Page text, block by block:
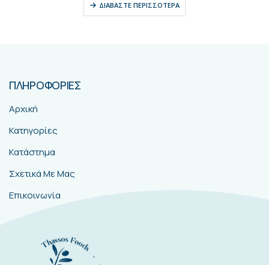
ΔΙΑΒΆΣΤΕ ΠΕΡΙΣΣΌΤΕΡΑ
ΠΛΗΡΟΦΟΡΙΕΣ
Αρχική
Κατηγορίες
Κατάστημα
Σχετικά Με Μας
Επικοινωνία